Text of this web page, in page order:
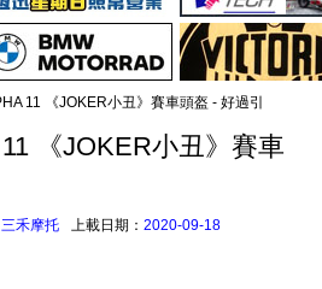
11 《JOKER小丑》賽車頭盔 - 好過引
《JOKER小丑》賽車
三禾摩托 上載日期： 2020-09-18